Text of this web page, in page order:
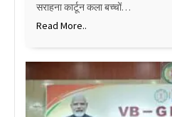
सराहना कार्टून कला बच्चों…
Read More..